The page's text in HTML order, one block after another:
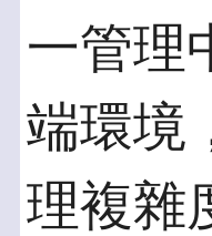
一管理
端環境
理複雜